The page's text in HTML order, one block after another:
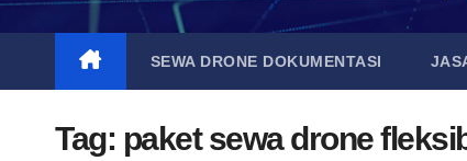
SEWA DRONE DOKUMENTASI
Tag: paket sewa drone